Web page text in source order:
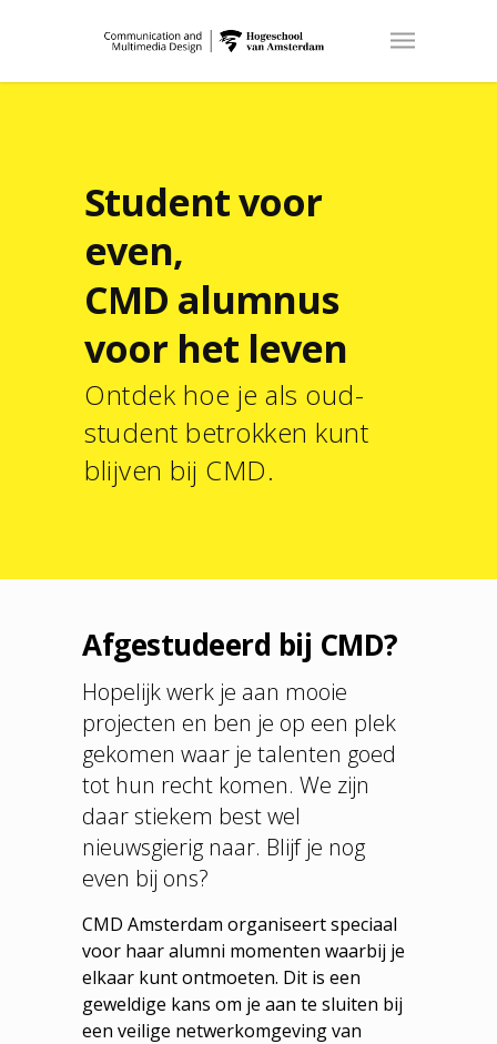
Student voor
even,
CMD alumnus
voor het leven
Ontdek hoe je als oud-
student betrokken kunt
blijven bij CMD.
Afgestudeerd bij CMD?
Hopelijk werk je aan mooie
projecten en ben je op een plek
gekomen waar je talenten goed
tot hun recht komen. We zijn
daar stiekem best wel
nieuwsgierig naar. Blijf je nog
even bij ons?
CMD Amsterdam organiseert speciaal
voor haar alumni momenten waarbij je
elkaar kunt ontmoeten. Dit is een
geweldige kans om je aan te sluiten bij
een veilige netwerkomgeving van